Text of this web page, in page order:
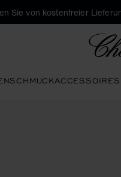
Sie von kostenfreier
SCHMUCKACCESSOIRES